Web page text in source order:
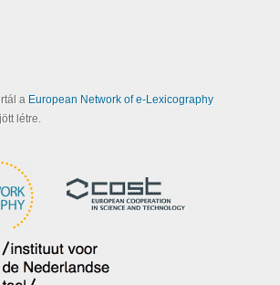
a European Network of e-Lexicography
létre.